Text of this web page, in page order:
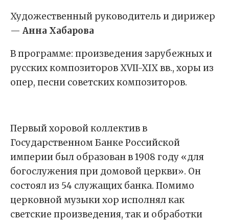
Художественный руководитель и дирижер
— Анна Хабарова
В программе: произведения зарубежных и
русских композиторов XVII-XIX вв., хоры из
опер, песни советских композиторов.
Первый хоровой коллектив в
Государственном Банке Российской
империи был образован в 1908 году «для
богослужения при домовой церкви». Он
состоял из 54 служащих банка. Помимо
церковной музыки хор исполнял как
светские произведения, так и обработки